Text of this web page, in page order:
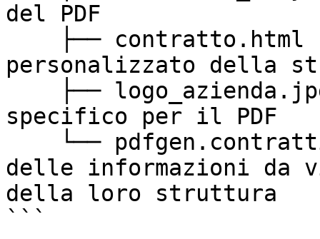
del PDF
personalizzato della
specifico per il PDF
delle informazioni da
della loro struttura
```